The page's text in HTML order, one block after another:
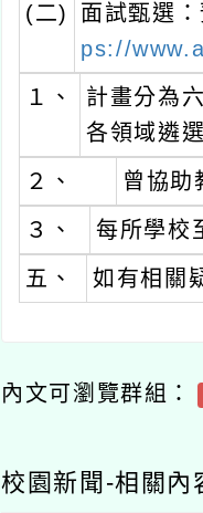
(二)
面試甄選
ps://
１、
計畫分為
各領域遴
２、
曾協助
３、
每所學校
五、
如有相關
內文可瀏覽群組：
校園新聞-相關內